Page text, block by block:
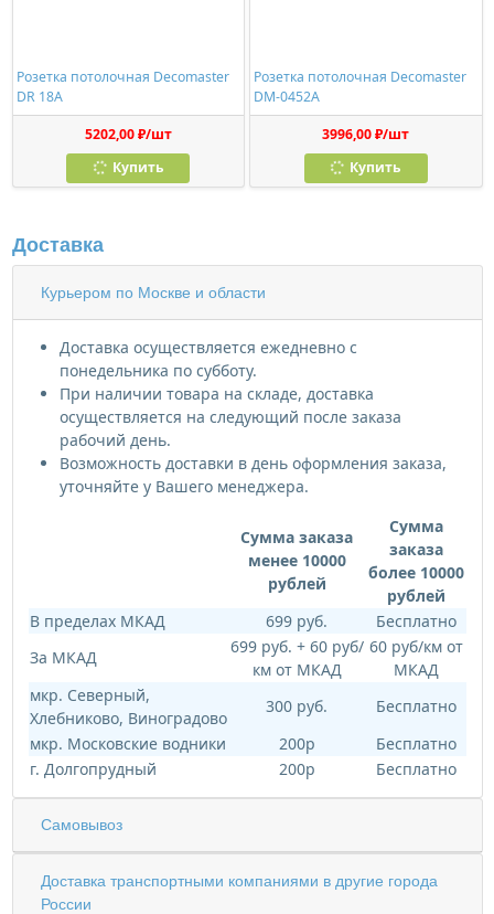
Розетка потолочная Decomaster
DR 18A
5202,00 ₽/шт
Купить
Розетка потолочная Decomaster
DM-0452A
3996,00 ₽/шт
Купить
Доставка
Курьером по Москве и области
Доставка осуществляется ежедневно с
понедельника по субботу.
При наличии товара на складе, доставка
осуществляется на следующий после заказа
рабочий день.
Возможность доставки в день оформления заказа,
уточняйте у Вашего менеджера.
Сумма заказа
менее 10000
рублей
Сумма
заказа
более 10000
рублей
В пределах МКАД
699 руб.
Бесплатно
За МКАД
699 руб. + 60 руб/
км от МКАД
60 руб/км от
МКАД
мкр. Северный,
Хлебниково, Виноградово
300 руб.
Бесплатно
мкр. Московские водники
200р
Бесплатно
г. Долгопрудный
200р Бесплатно
Самовывоз
Доставка транспортными компаниями в другие города
России